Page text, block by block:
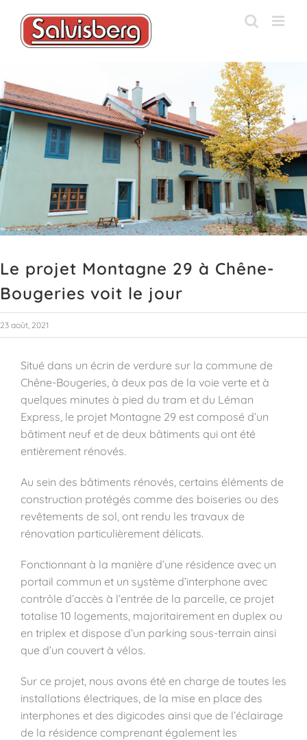
contenu
l'image
agrandie
Le projet Montagne 29 à Chêne-
Bougeries voit le jour
23 août, 2021
Situé dans un écrin de verdure sur la commune de
Chêne-Bougeries, à deux pas de la voie verte et à
quelques minutes à pied du tram et du Léman
Express, le projet Montagne 29 est composé d’un
bâtiment neuf et de deux bâtiments qui ont été
entièrement rénovés.
Au sein des bâtiments rénovés, certains éléments de
construction protégés comme des boiseries ou des
revêtements de sol, ont rendu les travaux de
rénovation particulièrement délicats.
Fonctionnant à la manière d’une résidence avec un
portail commun et un système d’interphone avec
contrôle d’accès à l’entrée de la parcelle, ce projet
totalise 10 logements, majoritairement en duplex ou
en triplex et dispose d’un parking sous-terrain ainsi
que d’un couvert à vélos.
Sur ce projet, nous avons été en charge de toutes les
installations électriques, de la mise en place des
interphones et des digicodes ainsi que de l’éclairage
de la résidence comprenant également les